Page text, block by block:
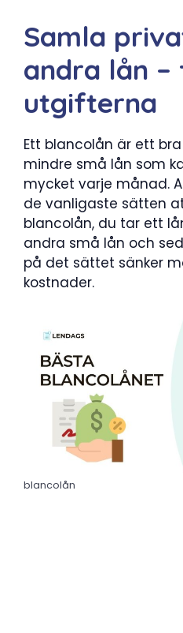
Samla
andra lån
utgifterna
Ett blancolån är ett
mindre små lån som
mycket varje månad.
de vanligaste sätten
blancolån, du tar ett
andra små lån och
på det sättet sänker
kostnader.
blancolån